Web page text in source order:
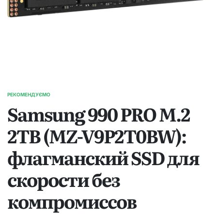
ОПУБЛІКУВАТИ
РЕКОМЕНДУЄМО
Samsung 990 PRO M.2
2TB (MZ-V9P2T0BW):
флагманский SSD для
скорости без
компромиссов